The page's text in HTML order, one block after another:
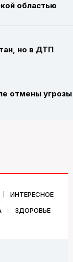
областью
но в ДТП
отмены угрозы
ИНТЕРЕСНОЕ
ЗДОРОВЬЕ